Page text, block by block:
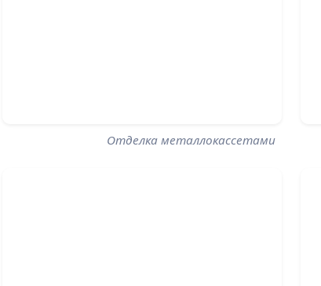
Отделка металлокассетами